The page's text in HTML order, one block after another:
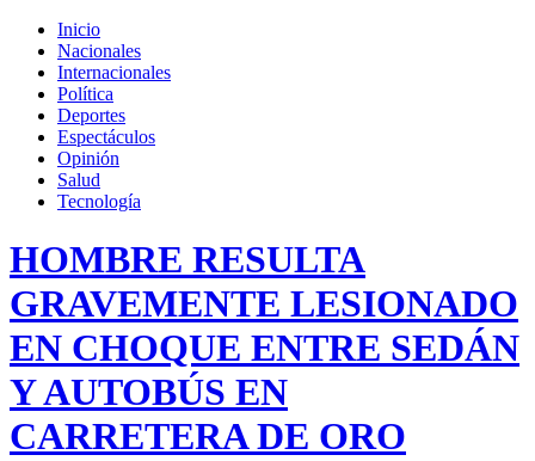
Inicio
Nacionales
Internacionales
Política
Deportes
Espectáculos
Opinión
Salud
Tecnología
HOMBRE RESULTA
GRAVEMENTE LESIONADO
EN CHOQUE ENTRE SEDÁN
Y AUTOBÚS EN
CARRETERA DE ORO